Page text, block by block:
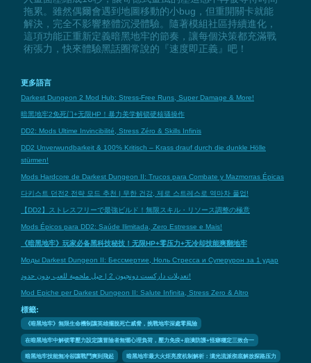
拖累。雖然偶爾會遇到地圖移動的小bug，但重開關卡就能
解決，完全不影響整體沉浸體驗。隨著模組社區持續進化，
這項功能正重新定義暗黑地牢的節奏，讓每個決策都充滿戰
術張力，快來體驗黑話圈常說的『速度即正義』吧！
更多語言
Darkest Dungeon 2 Mod Hub: Stress-Free Runs, Super Damage & More!
暗黑地牢2免死门+无限HP！暴力美学解锁硬核骚操作
DD2: Mods Ultime Invincibilité, Stress Zéro & Skills Infinis
DD2 Unverwundbarkeit & 100% Kritisch – Krass drauf durch die dunkle Hölle
stürmen!
Mods Hardcore de Darkest Dungeon II: Trucos para Combate y Mazmorras Épicas
다키스트 던전2 전략 모드 추천 | 무한 건강, 제로 스트레스로 역마차 풀업!
【DD2】ストレスフリーで最強ビルド！無限スキル・リソース調整の極意
Mods Épicos para DD2: Saúde Ilimitada, Zero Estresse e Mais!
《暗黑地牢》玩家必备黑科技秘技！无限HP+零压力+无冷却技能爽翻地牢
Моды Darkest Dungeon II: Бессмертие, Ноль Стресса и Суперурон за 1 удар
تعديلات داركست دونجيون 2 | حيل ملحمية للعب بدون حدود!
Mod Epiche per Darkest Dungeon II: Salute Infinita, Stress Zero & Altro
標籤:
《暗黑地牢》無限生命機制讓英雄擺脫死亡威脅，挑戰地牢深處零風險
在暗黑地牢中解锁零壓力設定讓冒險者無懼心理負荷，壓力免疫+崩潰防護+怪癖穩定三效合一
暗黑地牢技能無冷卻讓戰鬥爽到飛起 暗黑地牢最大火炬亮度机制解析：满光流派彻底解放探路压力